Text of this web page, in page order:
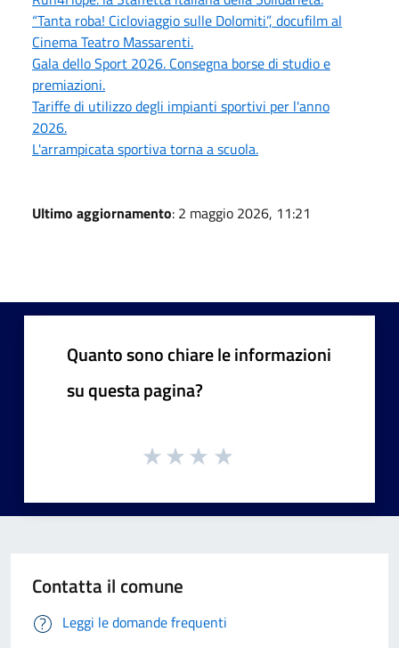
“Tanta roba! Cicloviaggio sulle Dolomiti”, docufilm al
Cinema Teatro Massarenti.
Gala dello Sport 2026. Consegna borse di studio e
premiazioni.
Tariffe di utilizzo degli impianti sportivi per l'anno
2026.
L'arrampicata sportiva torna a scuola.
Ultimo aggiornamento: 2 maggio 2026, 11:21
Quanto sono chiare le informazioni
su questa pagina?
Contatta il comune
Leggi le domande frequenti